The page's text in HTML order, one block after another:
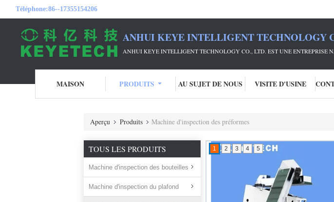
Téléphone:86--17355154206
ANHUI KEYE INTELLIGENT TECHNOLOGY
ANHUI KEYE INTELLIGENT TECHNOLOGY CO., LTD. EST UNE ENTREPRISE
MAISON PRODUITS AU SUJET DE NOUS VISITE D'USINE
Aperçu Produits Machine d'inspection des préformes
TOUS LES PRODUITS
Machine d'inspection des bouteilles
Machine d'inspection du plafond
1 2 3 4 5